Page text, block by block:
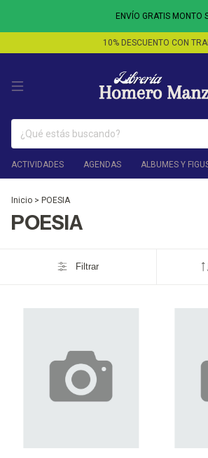
ENVÍO GRATIS MONTO
10% DESCUENTO CON
ACTIVIDADES AGENDAS ALBUMES Y
Inicio > POESIA
POESIA
Filtrar